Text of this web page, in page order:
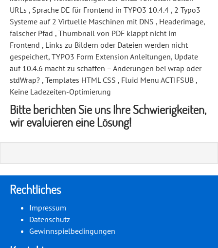
URLs , Sprache DE für Frontend in TYPO3 10.4.4 , 2 Typo3
Systeme auf 2 Virtuelle Maschinen mit DNS , Headerimage,
falscher Pfad , Thumbnail von PDF klappt nicht im
Frontend , Links zu Bildern oder Dateien werden nicht
gespeichert, TYPO3 Form Extension Anleitungen, Update
auf 10.4.6 macht zu schaffen – Änderungen bei wrap oder
stdWrap? , Templates HTML CSS , Fluid Menu ACTIFSUB ,
Keine Ladezeiten-Optimierung
Bitte berichten Sie uns Ihre Schwierigkeiten,
wir evaluieren eine Lösung!
Rechtliches
Impressum
Datenschutz
Gewinnspielbedingungen